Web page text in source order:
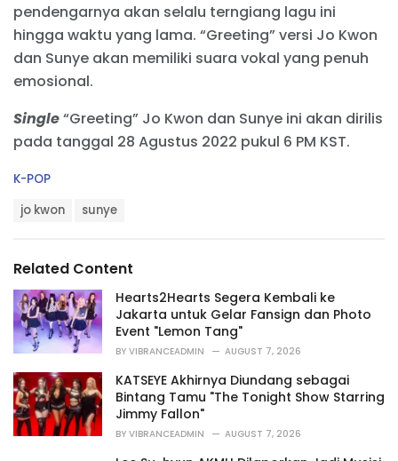
pendengarnya akan selalu terngiang lagu ini
hingga waktu yang lama. “Greeting” versi Jo Kwon
dan Sunye akan memiliki suara vokal yang penuh
emosional.
Single“Greeting” Jo Kwon dan Sunye ini akan dirilis
pada tanggal 28 Agustus 2022 pukul 6 PM KST.
C
r
i
e
s
:
K-POP
a
:
jo kwon sunye
Related Content
Hearts2Hearts Segera Kembali ke
Jakarta untuk Gelar Fansign dan Photo
Event "Lemon Tang"
BY VIBRANCEADMIN AUGUST 7, 2026
KATSEYE Akhirnya Diundang sebagai
Bintang Tamu "The Tonight Show Starring
Jimmy Fallon"
BY VIBRANCEADMIN AUGUST 7, 2026